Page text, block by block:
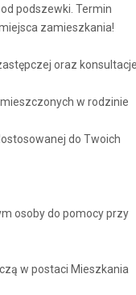
podszewki. Termin
zamieszkania!
oraz konsultacje
w rodzinie
do Twoich
osoby do pomocy przy
w postaci Mieszkania